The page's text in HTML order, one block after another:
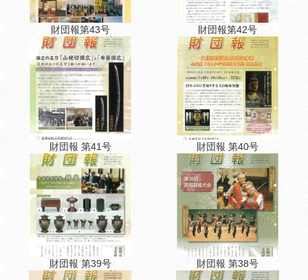
財団報第43号 財団報第42号
財団報 第41号 財団報 第40号
財団報 第39号 財団報 第38号